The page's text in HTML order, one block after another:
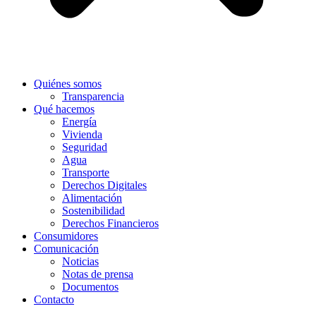
Quiénes somos
Transparencia
Qué hacemos
Energía
Vivienda
Seguridad
Agua
Transporte
Derechos Digitales
Alimentación
Sostenibilidad
Derechos Financieros
Consumidores
Comunicación
Noticias
Notas de prensa
Documentos
Contacto